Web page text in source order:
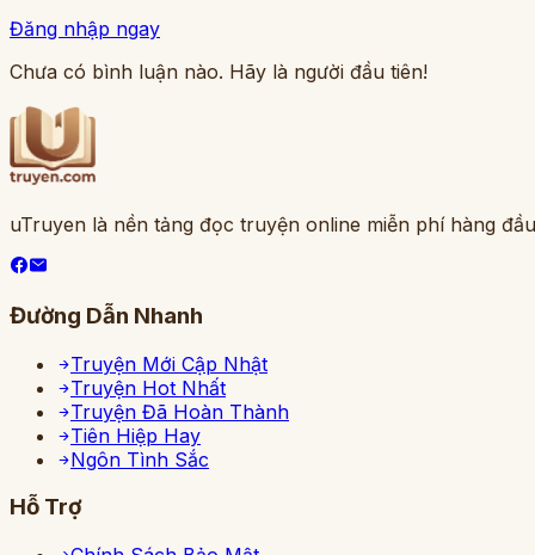
Đăng nhập ngay
Chưa có bình luận nào. Hãy là người đầu tiên!
uTruyen là nền tảng đọc truyện online miễn phí hàng
Đường Dẫn Nhanh
Truyện Mới Cập Nhật
Truyện Hot Nhất
Truyện Đã Hoàn Thành
Tiên Hiệp Hay
Ngôn Tình Sắc
Hỗ Trợ